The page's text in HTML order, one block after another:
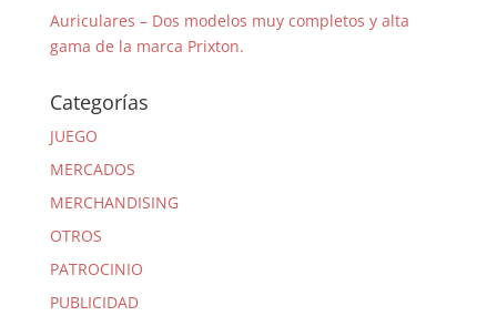
Auriculares – Dos modelos muy completos y alta
gama de la marca Prixton.
Categorías
JUEGO
MERCADOS
MERCHANDISING
OTROS
PATROCINIO
PUBLICIDAD